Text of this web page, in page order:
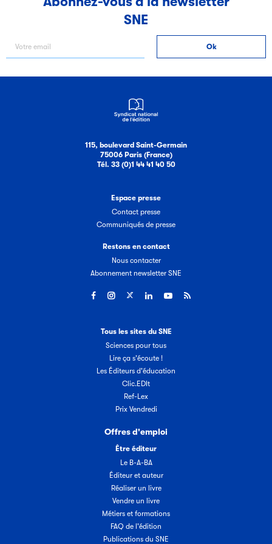
SNE
115, boulevard Saint-Germain
75006 Paris (France)
Tél. 33 (0)1 44 41 40 50
Espace presse
Contact presse
Communiqués de presse
Restons en contact
Nous contacter
Abonnement newsletter SNE
Tous les sites du SNE
Sciences pour tous
Lire ça s'écoute !
Les Éditeurs d'éducation
Clic.EDIt
Ref-Lex
Prix Vendredi
Offres d'emploi
Être éditeur
Le B-A-BA
Éditeur et auteur
Réaliser un livre
Vendre un livre
Métiers et formations
FAQ de l'édition
Publications du SNE
Filéas